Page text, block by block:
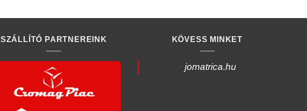
SZÁLLÍTÓ PARTNEREINK KÖVESS MINKET
jomatrica.hu